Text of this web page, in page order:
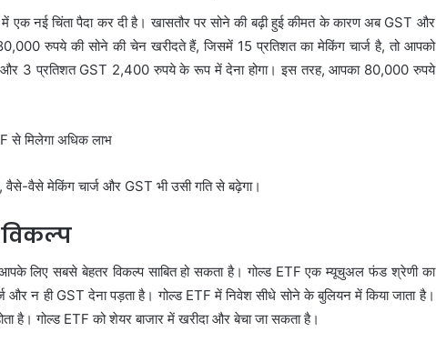
एक नई चिंता पैदा कर दी है। खासतौर पर सोने की बढ़ी हुई कीमत के कारण अब GST और
रुपये की सोने की चेन खरीदते हैं, जिसमें 15 प्रतिशत का मेकिंग चार्ज है, तो आपको
3 प्रतिशत GST 2,400 रुपये के रूप में देना होगा। इस तरह, आपका 80,000 रुपये
वैसे मेकिंग चार्ज और GST भी उसी गति से बढ़ेगा।
विकल्प
लिए सबसे बेहतर विकल्प साबित हो सकता है। गोल्ड ETF एक म्यूचुअल फंड श्रेणी का
न ही GST देना पड़ता है। गोल्ड ETF में निवेश सीधे सोने के बुलियन में किया जाता है।
है। गोल्ड ETF को शेयर बाजार में खरीदा और बेचा जा सकता है।